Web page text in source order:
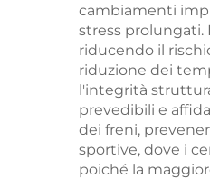
cambiamenti
stress prolungati.
riducendo il
riduzione dei
l'integrità
prevedibili e
dei freni,
sportive, dove i
poiché la